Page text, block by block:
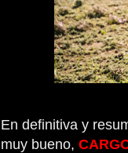
En definitiva y
muy bueno,